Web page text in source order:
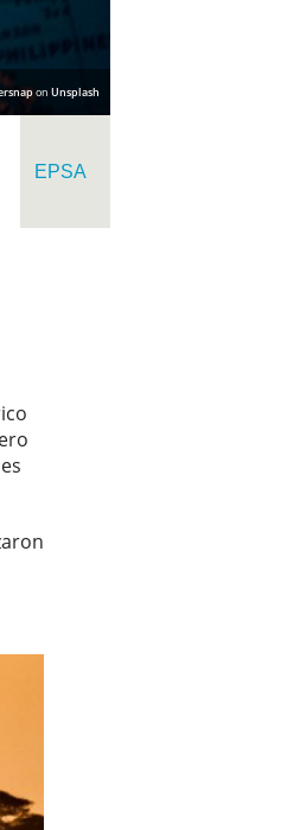
on Unsplash
EPSA